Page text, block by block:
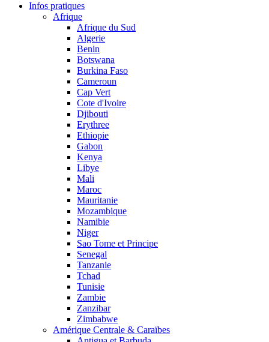
Infos pratiques
Afrique
Afrique du Sud
Algerie
Benin
Botswana
Burkina Faso
Cameroun
Cap Vert
Cote d'Ivoire
Djibouti
Erythree
Ethiopie
Gabon
Kenya
Libye
Mali
Maroc
Mauritanie
Mozambique
Namibie
Niger
Sao Tome et Principe
Senegal
Tanzanie
Tchad
Tunisie
Zambie
Zanzibar
Zimbabwe
Amérique Centrale & Caraïbes